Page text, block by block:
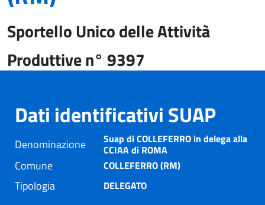
Sportello Unico delle Attività
Produttive n° 9397
Dati identificativi SUAP
Denominazione Suap di COLLEFERRO in delega alla
CCIAA di ROMA
Comune COLLEFERRO (RM)
Tipologia DELEGATO